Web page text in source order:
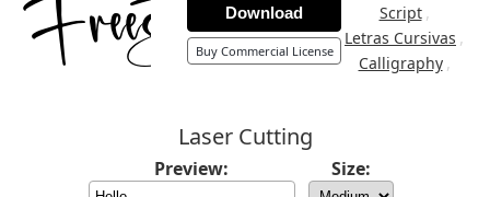
Script ,
Letras Cursivas ,
Calligraphy ,
Download
Buy Commercial License
Laser Cutting
Preview: Size: